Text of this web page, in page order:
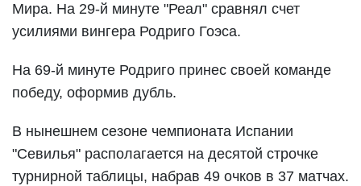
Мира. На 29-й минуте "Реал" сравнял счет
усилиями вингера Родриго Гоэса.
На 69-й минуте Родриго принес своей команде
победу, оформив дубль.
В нынешнем сезоне чемпионата Испании
"Севилья" располагается на десятой строчке
турнирной таблицы, набрав 49 очков в 37 матчах.